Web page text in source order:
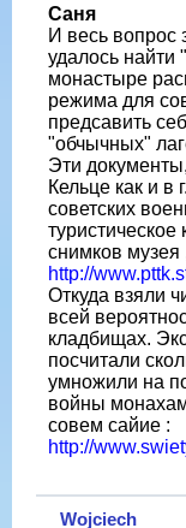
Саня
И весь вопрос
удалось
монастыре
режима для
предсавить
"обчычных"
Эти
Кельце как и в
советских
снимков музея
http://
Откуда взяли
всей
кладбищах.
посчитали
умножили на
войны
совем сайие :
http://
Wojciech